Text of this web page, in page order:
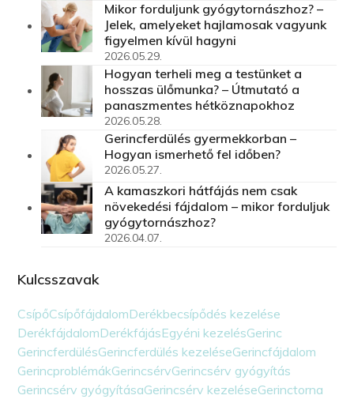
Mikor forduljunk gyógytornászhoz? –
Jelek, amelyeket hajlamosak vagyunk
figyelmen kívül hagyni
2026.05.29.
Hogyan terheli meg a testünket a
hosszas ülőmunka? – Útmutató a
panaszmentes hétköznapokhoz
2026.05.28.
Gerincferdülés gyermekkorban –
Hogyan ismerhető fel időben?
2026.05.27.
A kamaszkori hátfájás nem csak
növekedési fájdalom – mikor forduljuk
gyógytornászhoz?
2026.04.07.
Kulcsszavak
CsípőCsípőfájdalomDerékbecsípődés kezelése
DerékfájdalomDerékfájásEgyéni kezelésGerinc
GerincferdülésGerincferdülés kezeléseGerincfájdalom
GerincproblémákGerincsérvGerincsérv gyógyítás
Gerincsérv gyógyításaGerincsérv kezeléseGerinctorna